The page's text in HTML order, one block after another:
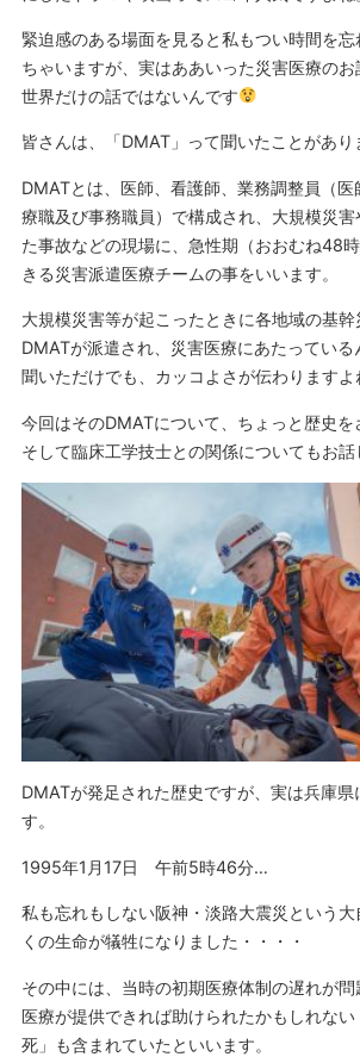
緊迫感のある場面を見ると私もつい時間を
ちゃいますが、実はああいった災害医療の
世界だけの話ではないんです
皆さんは、「DMAT」って聞いたことがあり
DMATとは、医師、看護師、業務調整員（
療職及び事務職員）で構成され、大規模災
た事故などの現場に、急性期（おおむね48
きる災害派遣医療チームの事をいいます。
大規模災害等が起こったときに各地域の基
DMATが派遣され、災害医療にあたっている
聞いただけでも、カッコよさが伝わりますよ
今回はそのDMATについて、ちょっと歴史を
そして臨床工学技士との関係についてもお
DMATが発足された歴史ですが、実は兵庫
す。
1995年1月17日 午前5時46分…
私も忘れもしない阪神・淡路大震災という
くの生命が犠牲になりました・・・・
その中には、当時の初期医療体制の遅れが
医療が提供できれば助けられたかもしれな
死」も含まれていたといいます。